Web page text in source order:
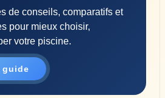
de conseils, comparatifs et
pour mieux choisir,
votre piscine.
guide